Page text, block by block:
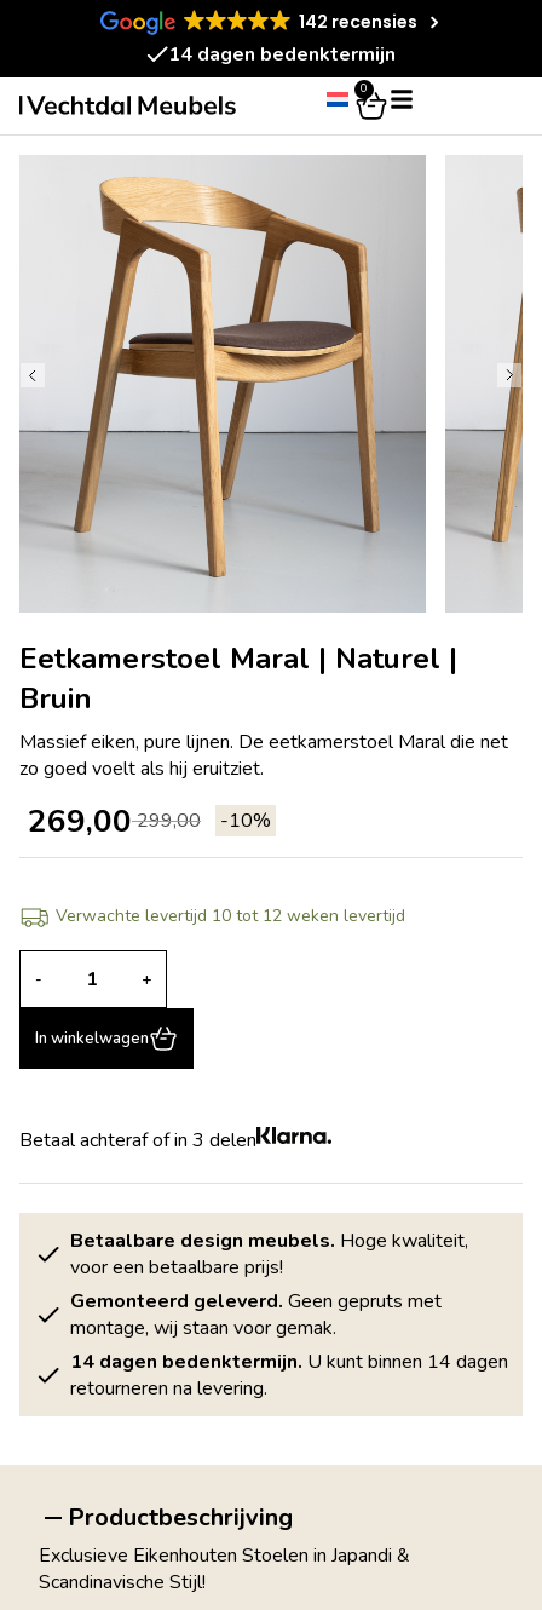
142 recensies
14 dagen bedenktermijn
0
Eetkamerstoel Maral | Naturel |
Bruin
Massief eiken, pure lijnen. De eetkamerstoel Maral die net
zo goed voelt als hij eruitziet.
-10%
299,00
269,00
Verwachte levertijd 10 tot 12 weken levertijd
- +
In winkelwagen
Betaal achteraf of in 3 delen
Betaalbare design meubels. Hoge kwaliteit,
voor een betaalbare prijs!
Gemonteerd geleverd. Geen gepruts met
montage, wij staan voor gemak.
14 dagen bedenktermijn. U kunt binnen 14 dagen
retourneren na levering.
Productbeschrijving
Exclusieve Eikenhouten Stoelen in Japandi &
Scandinavische Stijl!